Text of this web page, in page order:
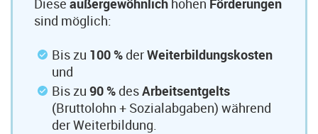
Diese außergewöhnlich hohen Förderungen
sind möglich:
Bis zu 100 % derWeiterbildungskosten
und
Bis zu 90 % desArbeitsentgelts
(Bruttolohn + Sozialabgaben) während
der Weiterbildung.